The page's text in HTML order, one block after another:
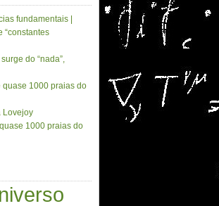
fundamentais |
“constantes
do “nada”,
1000 praias do
Lovejoy
1000 praias do